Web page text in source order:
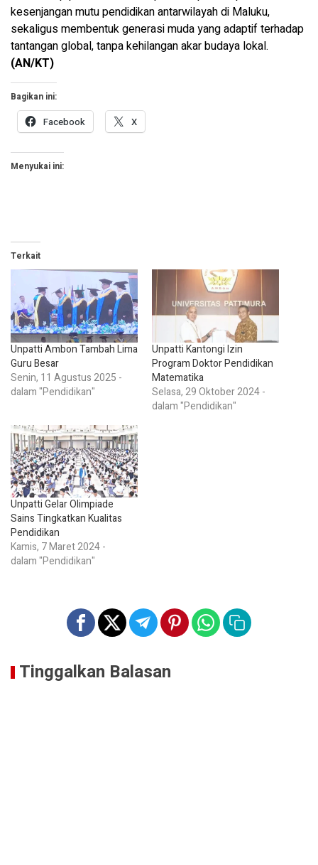
kesenjangan mutu pendidikan antarwilayah di Maluku,
sekaligus membentuk generasi muda yang adaptif terhadap
tantangan global, tanpa kehilangan akar budaya lokal.
(AN/KT)
Bagikan ini:
Facebook X
Menyukai ini:
Terkait
Unpatti Ambon Tambah Lima
Guru Besar
Senin, 11 Agustus 2025 -
dalam "Pendidikan"
Unpatti Kantongi Izin
Program Doktor Pendidikan
Matematika
Selasa, 29 Oktober 2024 -
dalam "Pendidikan"
Unpatti Gelar Olimpiade
Sains Tingkatkan Kualitas
Pendidikan
Kamis, 7 Maret 2024 -
dalam "Pendidikan"
Tinggalkan Balasan